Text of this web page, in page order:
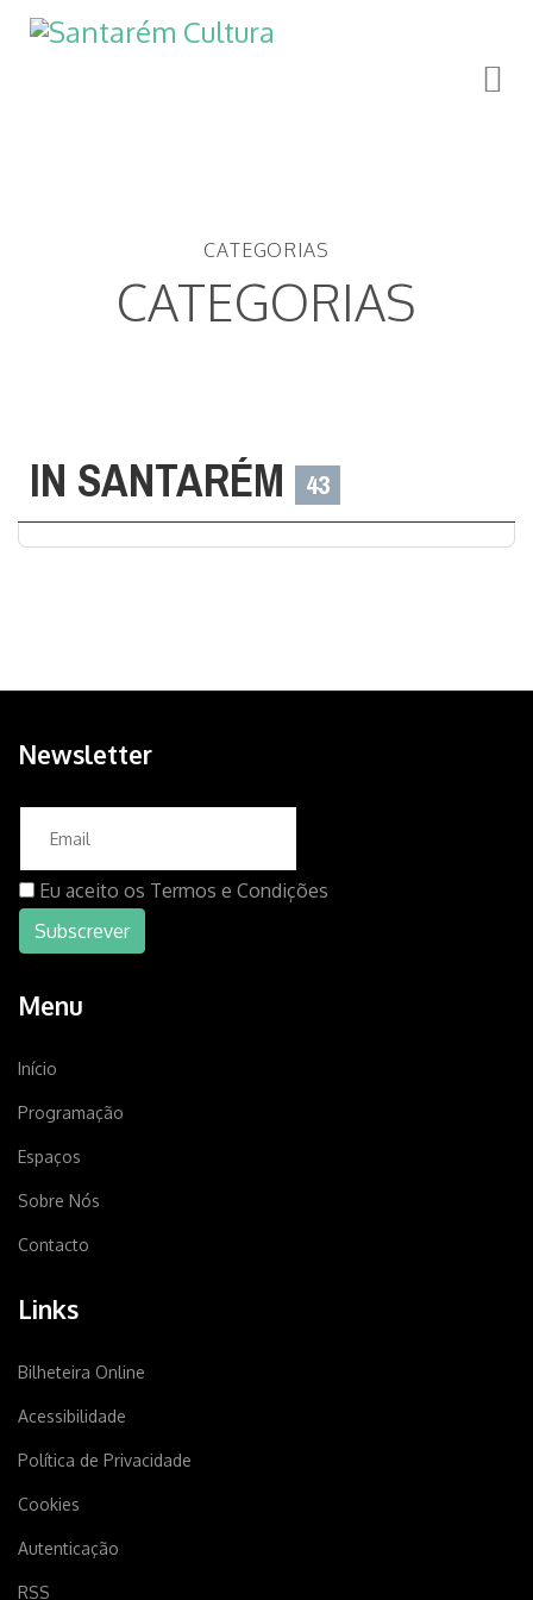
CATEGORIAS
CATEGORIAS
IN SANTARÉM 43
Newsletter
Eu aceito os Termos e Condições
Menu
Início
Programação
Espaços
Sobre Nós
Contacto
Links
Bilheteira Online
Acessibilidade
Política de Privacidade
Cookies
Autenticação
RSS